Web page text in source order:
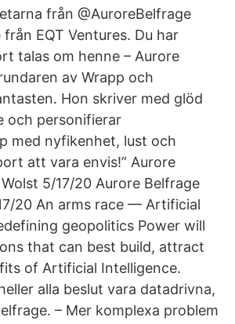
från @AuroreBelfrage
EQT Ventures. Du har
talas om henne – Aurore
av Wrapp och
Hon skriver med glöd
och personifierar
med nyfikenhet, lust och
att vara envis!” Aurore
5/17/20 Aurore Belfrage
20 An arms race — Artificial
geopolitics Power will
that can best build, attract
of Artificial Intelligence.
alla beslut vara datadrivna,
– Mer komplexa problem